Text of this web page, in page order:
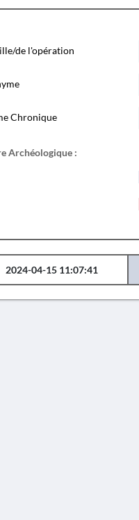
de l'opération
Chronique
Archéologique :
2024-04-15 11:07:41